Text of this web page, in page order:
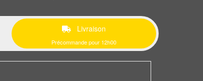
Livraison
Précommande pour 12h00